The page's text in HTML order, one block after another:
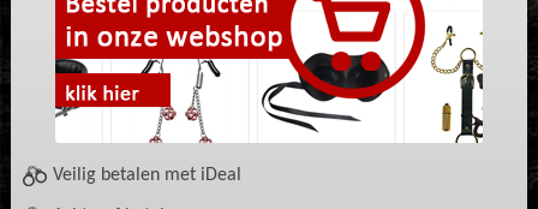
Veilig betalen met iDeal